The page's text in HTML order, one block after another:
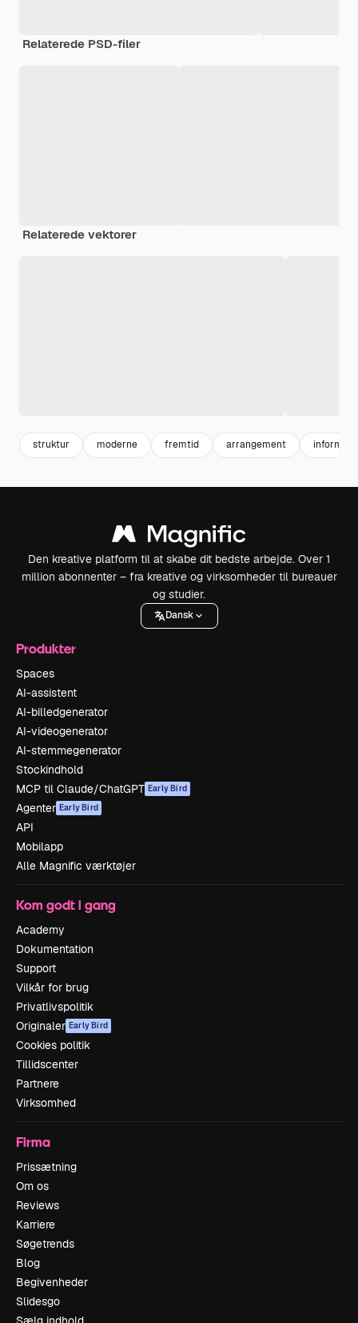
Relaterede PSD-filer
Relaterede vektorer
struktur moderne fremtid arrangement
Den kreative platform til at skabe dit bedste arbejde. Over 1
million abonnenter – fra kreative og virksomheder til bureauer
og studier.
Dansk
Produkter
Spaces
AI-assistent
AI-billedgenerator
AI-videogenerator
AI-stemmegenerator
Stockindhold
MCP til Claude/ChatGPT Early Bird
Agenter Early Bird
API
Mobilapp
Alle Magnific værktøjer
Kom godt i gang
Academy
Dokumentation
Support
Vilkår for brug
Privatlivspolitik
Originaler Early Bird
Cookies politik
Tillidscenter
Partnere
Virksomhed
Firma
Prissætning
Om os
Reviews
Karriere
Søgetrends
Blog
Begivenheder
Slidesgo